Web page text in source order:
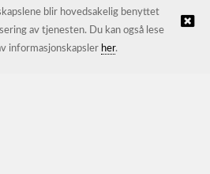
|Nettbutikk levert av Kréatif
blir hovedsakelig benyttet
av tjenesten. Du kan også lese
informasjonskapsler her.